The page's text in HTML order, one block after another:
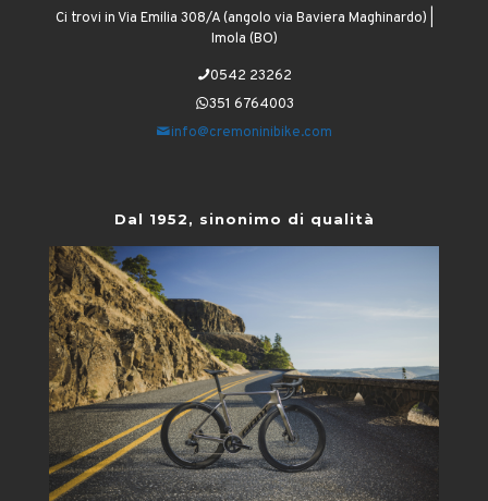
Ci trovi in Via Emilia 308/A (angolo via Baviera Maghinardo) |
Imola (BO)
0542 23262
351 6764003
info@cremoninibike.com
Dal 1952, sinonimo di qualità